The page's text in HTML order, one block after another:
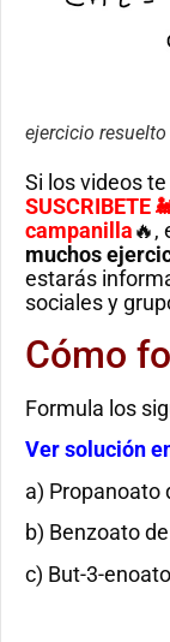
ejercicio
Si los videos
SUSCRIBETE
campanilla🔥,
muchos
estarás
sociales y
Cómo
Formula los
Ver solución
a) Propanoato
b) Benzoato
c) But-3-